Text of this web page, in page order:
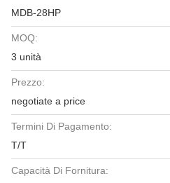
MDB-28HP
MOQ:
3 unità
Prezzo:
negotiate a price
Termini Di Pagamento:
T/T
Capacità Di Fornitura: